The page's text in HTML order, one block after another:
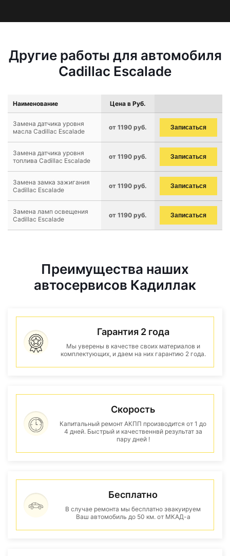
Другие работы для автомобиля
Cadillac Escalade
Наименование Цена в Руб.
Замена датчика уровня
масла Cadillac Escalade
от 1190 руб. Записаться
Замена датчика уровня
топлива Cadillac Escalade
от 1190 руб. Записаться
Замена замка зажигания
Cadillac Escalade
от 1190 руб. Записаться
Замена ламп освещения
Cadillac Escalade
от 1190 руб. Записаться
Преимущества наших
автосервисов Кадиллак
Гарантия 2 года
Мы уверены в качестве своих материалов и
комплектующих, и даем на них гарантию 2 года.
Скорость
Капитальный ремонт АКПП производится от 1 до
4 дней. Быстрый и качественнвй результат за
пару дней !
Бесплатно
В случае ремонта мы бесплатно эвакуируем
Ваш автомобиль до 50 км. от МКАД-а